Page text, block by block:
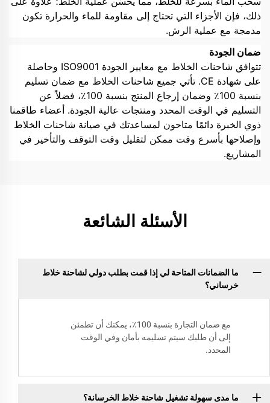
ذلك، فإن الأجزاء التي تحتاج إلى مقاومة للماء والحرارة تكون
مدمجة مع عملية الرش.
ضمان الجودة
تتوافق شاحنات الخلاط مع معايير الجودة ISO9001 وحاصلة
على شهادة CE. تأتي جميع شاحنات الخلاط مع ضمان تسليم
بنسبة 100٪ وضمان إرجاع المنتج بنسبة 100٪، فضلاً عن
التسليم في الوقت المحدد ومنتجات عالية الجودة. أعضاء طاقمنا
ذوي الخبرة دائمًا متاحون لمساعدتك في صيانة شاحنات الخلاط
وإصلاحها بأسرع وقت ممكن لتقليل وقت التوقف والتأخير في
المشاريع.
الأسئلة الشائعة
ما الضمانات المتاحة لي إذا قمت بطلب دولي لشاحنة خلاط
خرساني؟
مع ضمان التجارة بنسبة 100٪، يمكنك أن تطمئن
إلى أن طلبك سيتم تسليمه بأمان وفي الوقت
المحدد.
ما مدى سهولة تشغيل شاحنة خلاط الخرسانة؟